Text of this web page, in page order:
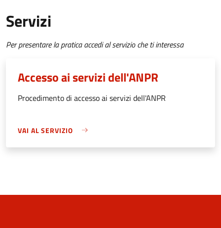
Servizi
Per presentare la pratica accedi al servizio che ti interessa
Accesso ai servizi dell'ANPR
Procedimento di accesso ai servizi dell'ANPR
VAI AL SERVIZIO